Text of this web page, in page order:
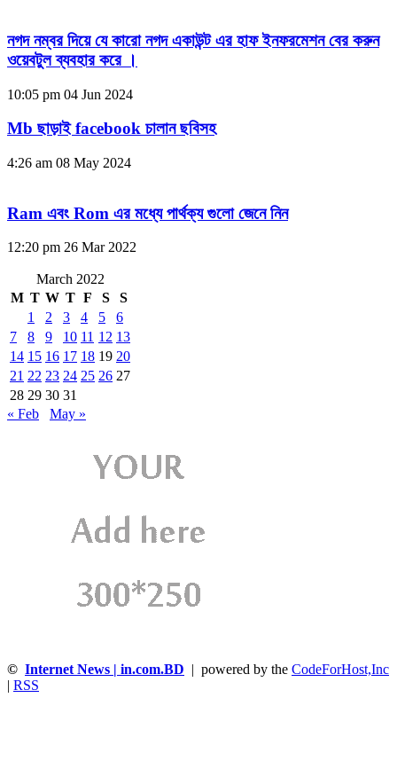
নগদ নম্বর দিয়ে যে কারো নগদ একাউন্ট এর হাফ ইনফরমেশন বের করুন
ওয়েবটুল ব্যবহার করে ।
10:05 pm 04 Jun 2024
Mb ছাড়াই facebook চালান ছবিসহ
4:26 am 08 May 2024
Ram এবং Rom এর মধ্যে পার্থক্য গুলো জেনে নিন
12:20 pm 26 Mar 2022
March 2022
M T W T F S
S
1
2 3 4 5
6
7
8 9 10 11 12 13
14 15 16 17 18 19 20
21 22 23 24 25 26 27
28 29 30 31
« Feb
May »
© Internet News | in.com.BD | powered by the CodeForHost,Inc
| RSS